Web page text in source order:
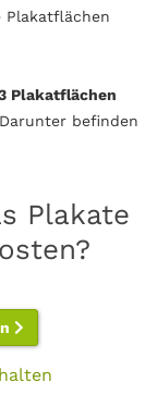
Plakatflächen
Plakatflächen
befinden
Plakate